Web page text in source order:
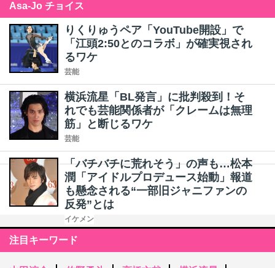
Asa-Jo チョイス
りくりゅうペア「YouTube開設」で
「江頭2:50とのコラボ」が確実視され
るワケ
芸能
横浜流星「BL発言」に批判殺到！そ
れでも芸能関係者が「クレームは無理
筋」と断じるワケ
芸能
「バチバチに荒れそう」の声も…松本
潤「アイドルプロデュース始動」報道
も懸念される“一部旧ジャニファンの
反発”とは
イケメン
注目キーワード